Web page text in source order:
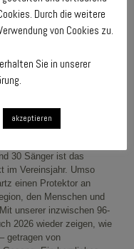
Durch die weitere
von Cookies zu.
Sie in unserer
akzeptieren